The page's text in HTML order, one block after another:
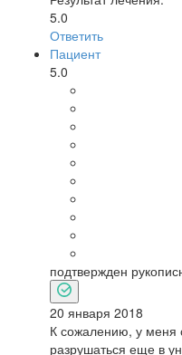
5.0
Ответить
Пациент
5.0
подтвержден
20 января 2018
К сожалению, у меня
разрушаться еще в